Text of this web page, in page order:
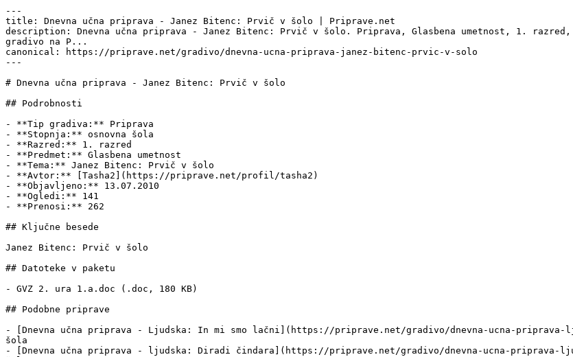
---
title: Dnevna učna priprava - Janez Bitenc: Prvič v šolo | Priprave.net
description: Dnevna učna priprava - Janez Bitenc: Prvič v šolo. Priprava, Glasbena umetnost, 1.
gradivo na P...
canonical: https://priprave.net/gradivo/dnevna-ucna-priprava-janez-bitenc-prvic-v-solo
---
# Dnevna učna priprava - Janez Bitenc: Prvič v šolo
## Podrobnosti
- **Tip gradiva:** Priprava
- **Stopnja:** osnovna šola
- **Razred:** 1. razred
- **Predmet:** Glasbena umetnost
- **Tema:** Janez Bitenc: Prvič v šolo
- **Avtor:** [Tasha2](https://priprave.net/profil/tasha2)
- **Objavljeno:** 13.07.2010
- **Ogledi:** 141
- **Prenosi:** 262
## Ključne besede
Janez Bitenc: Prvič v šolo
## Datoteke v paketu
- GVZ 2. ura 1.a.doc (.doc, 180 KB)
## Podobne priprave
- [Dnevna učna priprava - Ljudska: In mi smo lačni](https://priprave.net/gradivo/dnevna-ucna-priprava-
šola
- [Dnevna učna priprava - ljudska: Diradi čindara](https://priprave.net/gradivo/dnevna-ucna-priprava-